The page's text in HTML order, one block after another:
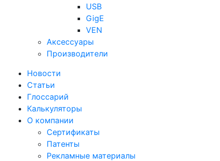
USB
GigE
VEN
Аксессуары
Производители
Новости
Статьи
Глоссарий
Калькуляторы
О компании
Сертификаты
Патенты
Рекламные материалы